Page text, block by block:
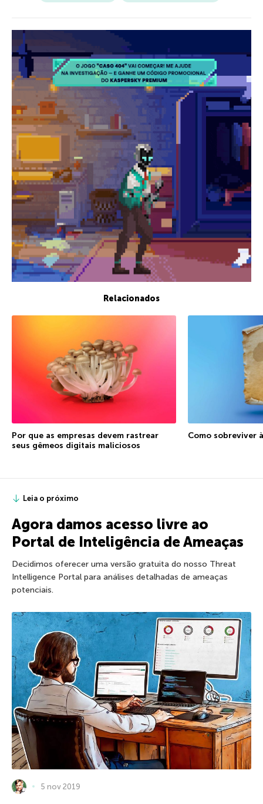
Relacionados
Por que as empresas devem rastrear
seus gêmeos digitais maliciosos
Como sobreviver
Leia o próximo
Agora damos acesso livre ao
Portal de Inteligência de Ameaças
Decidimos oferecer uma versão gratuita do nosso Threat
Intelligence Portal para análises detalhadas de ameaças
potenciais.
5 nov 2019